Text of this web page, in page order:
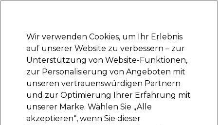
Anmelden
Marken Deals Haare Elektrogeräte Saloneinrichtung
Lieferung und Lieferzeiten
– mehr erfahren
Wir verwenden Cookies, um Ihr Erlebnis
auf unserer Website zu verbessern – zur
Unterstützung von Website-Funktionen,
zur Personalisierung von Angeboten mit
unseren vertrauenswürdigen Partnern
und zur Optimierung Ihrer Erfahrung mit
unserer Marke. Wählen Sie „Alle
akzeptieren“, wenn Sie dieser